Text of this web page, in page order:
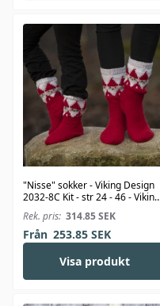
"Nisse" sokker - Viking Design
2032-8C Kit - str 24 - 46 - Viking
Alpaca Storm
Rek. pris: 314.85SEK
Från 253.85SEK
Visa produkt